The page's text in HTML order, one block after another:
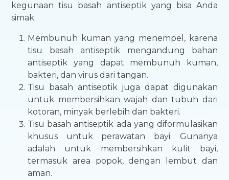
kegunaan tisu basah antiseptik yang bisa Anda
simak.
Membunuh kuman yang menempel, karena
tisu basah antiseptik mengandung bahan
antiseptik yang dapat membunuh kuman,
bakteri, dan virus dari tangan.
Tisu basah antiseptik juga dapat digunakan
untuk membersihkan wajah dan tubuh dari
kotoran, minyak berlebih dan bakteri.
Tisu basah antiseptik ada yang diformulasikan
khusus untuk perawatan bayi. Gunanya
adalah untuk membersihkan kulit bayi,
termasuk area popok, dengan lembut dan
aman.